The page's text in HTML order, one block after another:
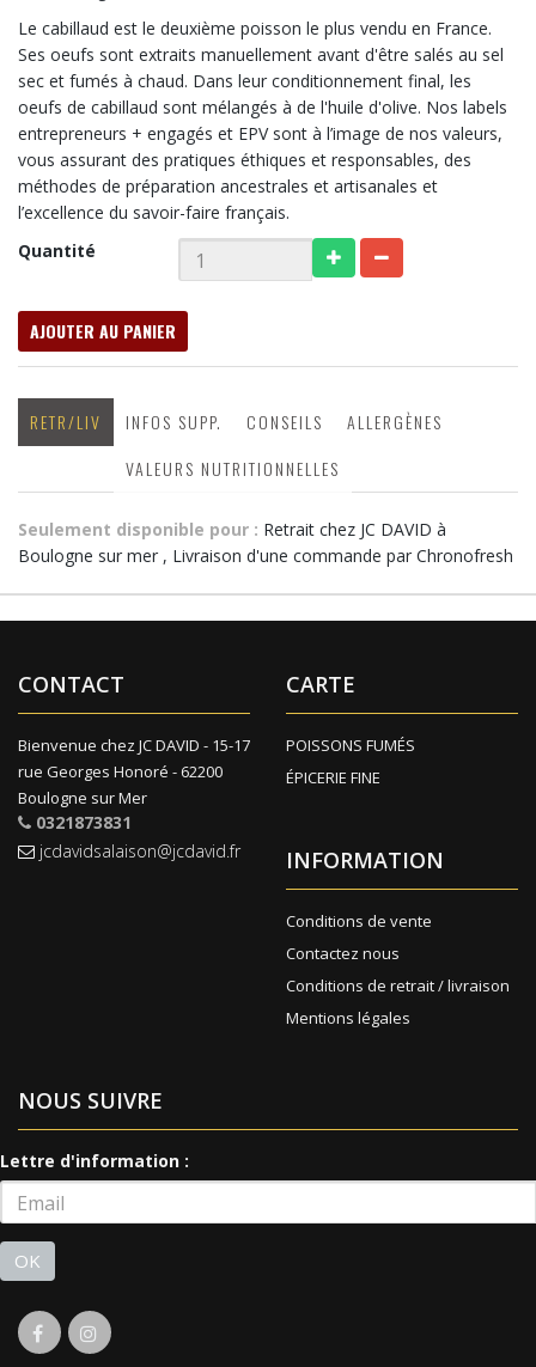
Le cabillaud est le deuxième poisson le plus vendu en France.
Ses oeufs sont extraits manuellement avant d'être salés au sel
sec et fumés à chaud. Dans leur conditionnement final, les
oeufs de cabillaud sont mélangés à de l'huile d'olive. Nos labels
entrepreneurs + engagés et EPV sont à l’image de nos valeurs,
vous assurant des pratiques éthiques et responsables, des
méthodes de préparation ancestrales et artisanales et
l’excellence du savoir-faire français.
Quantité
AJOUTER AU PANIER
RETR/LIV INFOS SUPP. CONSEILS
ALLERGÈNES
VALEURS NUTRITIONNELLES
Seulement disponible pour : Retrait chez JC DAVID à
Boulogne sur mer , Livraison d'une commande par Chronofresh
CONTACT
Bienvenue chez JC DAVID - 15-17
rue Georges Honoré - 62200
Boulogne sur Mer
0321873831
jcdavidsalaison@jcdavid.fr
CARTE
POISSONS FUMÉS
ÉPICERIE FINE
INFORMATION
Conditions de vente
Contactez nous
Conditions de retrait / livraison
Mentions légales
NOUS SUIVRE
Lettre d'information :
OK